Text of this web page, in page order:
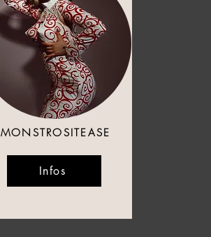
MONSTROSITEASE
Infos